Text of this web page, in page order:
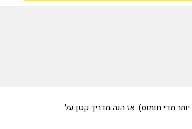
מדי חומוס). אז הנה מדריך קטן על